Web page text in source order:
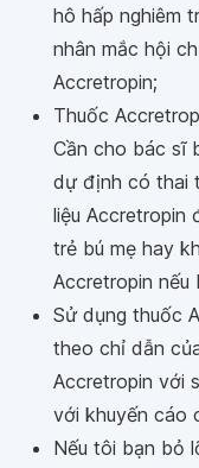
hô hấp nghiêm
nhân mắc hội
Accretropin;
Thuốc
Cần cho bác sĩ
dự định có thai
liệu Accretropin
trẻ bú mẹ hay
Accretropin nếu
Sử dụng thuốc
theo chỉ dẫn
Accretropin với
với khuyến cáo
Nếu tôi bạn bỏ